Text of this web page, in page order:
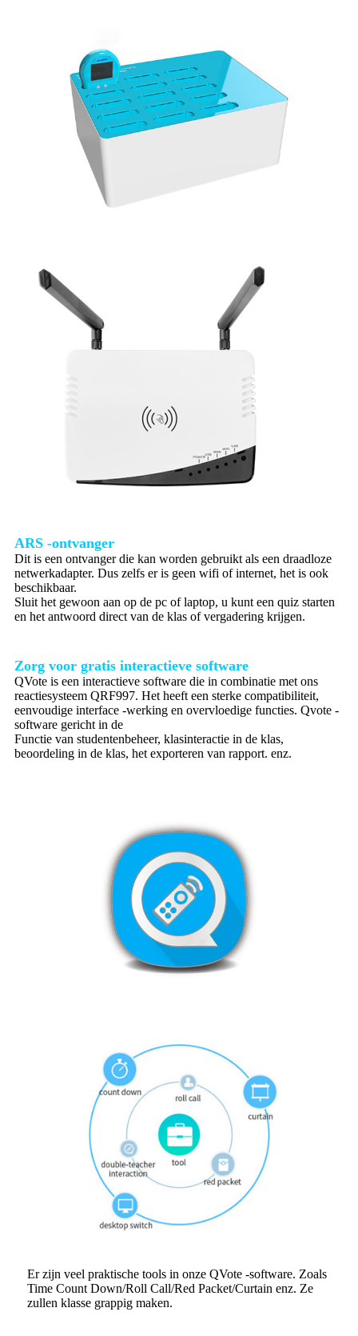
ARS -ontvanger
Dit is een ontvanger die kan worden gebruikt als een draadloze
netwerkadapter. Dus zelfs er is geen wifi of internet, het is ook
beschikbaar.
Sluit het gewoon aan op de pc of laptop, u kunt een quiz starten
en het antwoord direct van de klas of vergadering krijgen.
Zorg voor gratis interactieve software
QVote is een interactieve software die in combinatie met ons
reactiesysteem QRF997. Het heeft een sterke compatibiliteit,
eenvoudige interface -werking en overvloedige functies. Qvote -
software gericht in de
Functie van studentenbeheer, klasinteractie in de klas,
beoordeling in de klas, het exporteren van rapport. enz.
Er zijn veel praktische tools in onze QVote -software. Zoals
Time Count Down/Roll Call/Red Packet/Curtain enz. Ze
zullen klasse grappig maken.